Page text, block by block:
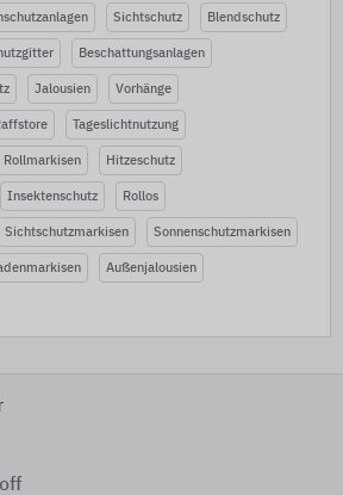
Sichtschutz Blendschutz
Beschattungsanlagen
Jalousien Vorhänge
Tageslichtnutzung
Rollmarkisen Hitzeschutz
Insektenschutz Rollos
Sichtschutzmarkisen Sonnenschutzmarkisen
Außenjalousien